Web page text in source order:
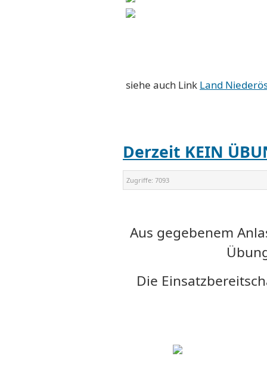
siehe auch Link Land
Derzeit KEIN
Zugriffe: 7093
Aus gegebenem
Die